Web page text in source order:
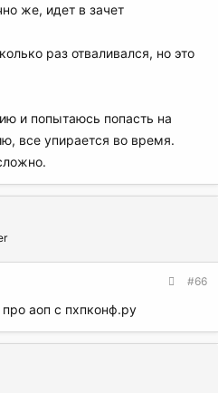
же, идет в зачет
раз отваливался, но это
и попытаюсь попасть на
все упирается во время.
#66
аоп с пхпконф.ру